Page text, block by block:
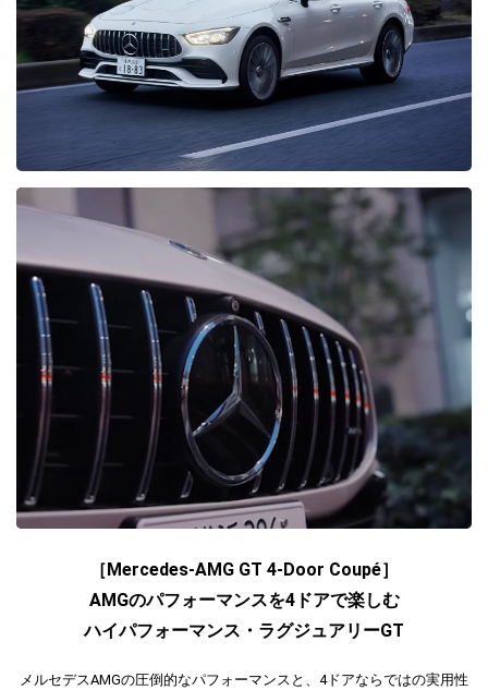
［Mercedes-AMG GT 4-Door Coupé］
AMGのパフォーマンスを4ドアで楽しむ
ハイパフォーマンス・ラグジュアリーGT
メルセデスAMGの圧倒的なパフォーマンスと、4ドアならではの実用性